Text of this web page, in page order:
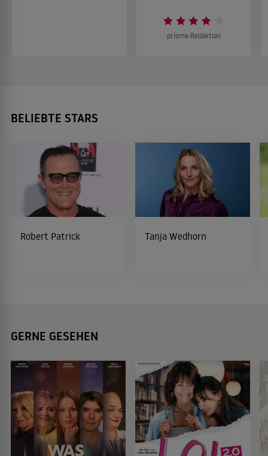
prisma-Redaktion
BELIEBTE STARS
Robert Patrick Tanja Wedhorn
GERNE GESEHEN